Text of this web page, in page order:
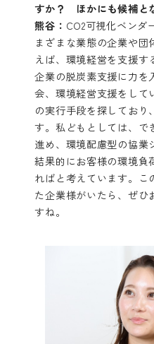
すか？ ほかにも候補と
熊谷： CO2可視化ベンダ
まざまな業態の企業や
えば、環境経営を支援
企業の脱炭素支援に力を
会、環境経営支援をして
の実行手段を探しており
す。私どもとしては、で
進め、環境配慮型の協業
結果的にお客様の環境負
ればと考えています。こ
た企業様がいたら、ぜひ
すね。